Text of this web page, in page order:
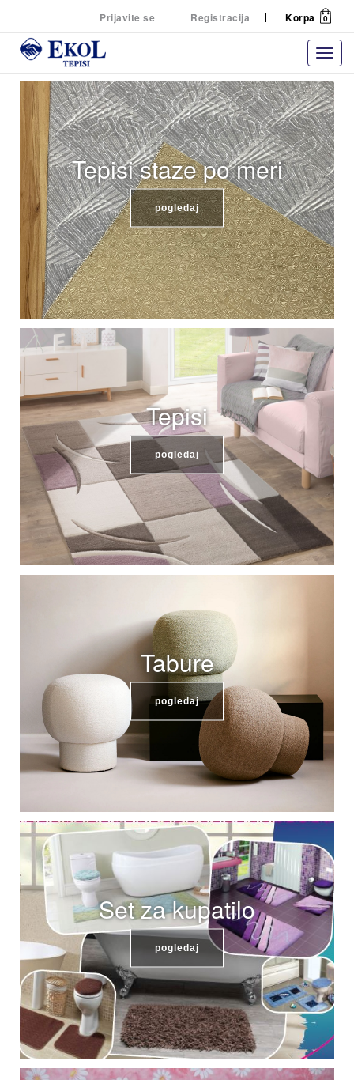
Prijavite se Registracija Korpa 0
Tepisi staze po meri
pogledaj
Tepisi
pogledaj
Tabure
pogledaj
Set za kupatilo
pogledaj